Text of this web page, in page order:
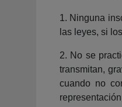
1. Ninguna
las leyes, si
2. No se
transmitan,
cuando no